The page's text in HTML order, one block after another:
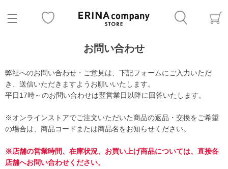
お問い合わせ
弊社へのお問い合わせ・ご意見は、下記フォームにご入力いただ
き、送信いただきますようお願いいたします。
平日17時～のお問い合わせは翌営業日以降に回答いたします。
※オンラインストアでご注文いただいた商品の返品・交換をご希望
の場合は、商品コードまたは商品名をお知らせください。
※店舗の営業時間、在庫状況、お買い上げ商品については、直接各
店舗へお問い合わせください。